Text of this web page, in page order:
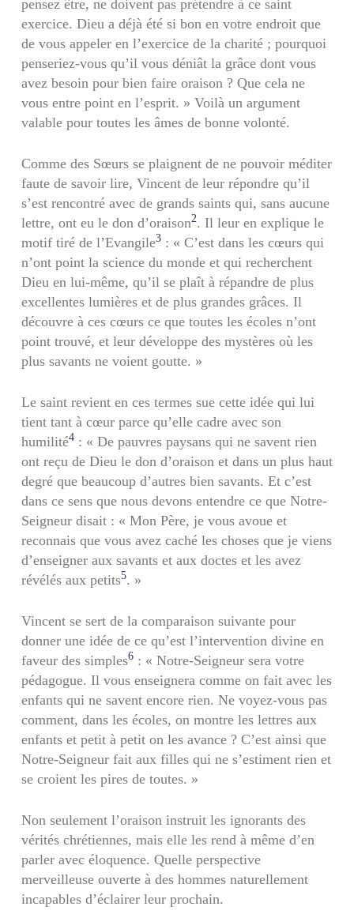
pensez être, ne doivent pas prétendre à ce saint
exercice. Dieu a déjà été si bon en votre endroit que
de vous appeler en l’exercice de la charité ; pourquoi
penseriez-vous qu’il vous déniât la grâce dont vous
avez besoin pour bien faire oraison ? Que cela ne
vous entre point en l’esprit. » Voilà un argument
valable pour toutes les âmes de bonne volonté.
Comme des Sœurs se plaignent de ne pouvoir méditer
faute de savoir lire, Vincent de leur répondre qu’il
s’est rencontré avec de grands saints qui, sans aucune
lettre, ont eu le don d’oraison2. Il leur en explique le
motif tiré de l’Evangile3: « C’est dans les cœurs qui
n’ont point la science du monde et qui recherchent
Dieu en lui-même, qu’il se plaît à répandre de plus
excellentes lumières et de plus grandes grâces. Il
découvre à ces cœurs ce que toutes les écoles n’ont
point trouvé, et leur développe des mystères où les
plus savants ne voient goutte. »
Le saint revient en ces termes sue cette idée qui lui
tient tant à cœur parce qu’elle cadre avec son
humilité4: « De pauvres paysans qui ne savent rien
ont reçu de Dieu le don d’oraison et dans un plus haut
degré que beaucoup d’autres bien savants. Et c’est
dans ce sens que nous devons entendre ce que Notre-
Seigneur disait : « Mon Père, je vous avoue et
reconnais que vous avez caché les choses que je viens
d’enseigner aux savants et aux doctes et les avez
révélés aux petits5. »
Vincent se sert de la comparaison suivante pour
donner une idée de ce qu’est l’intervention divine en
faveur des simples6: « Notre-Seigneur sera votre
pédagogue. Il vous enseignera comme on fait avec les
enfants qui ne savent encore rien. Ne voyez-vous pas
comment, dans les écoles, on montre les lettres aux
enfants et petit à petit on les avance ? C’est ainsi que
Notre-Seigneur fait aux filles qui ne s’estiment rien et
se croient les pires de toutes. »
Non seulement l’oraison instruit les ignorants des
vérités chrétiennes, mais elle les rend à même d’en
parler avec éloquence. Quelle perspective
merveilleuse ouverte à des hommes naturellement
incapables d’éclairer leur prochain.